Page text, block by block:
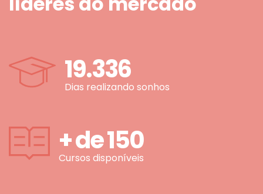
19.336
Dias realizando sonhos
+ de150
Cursos disponíveis